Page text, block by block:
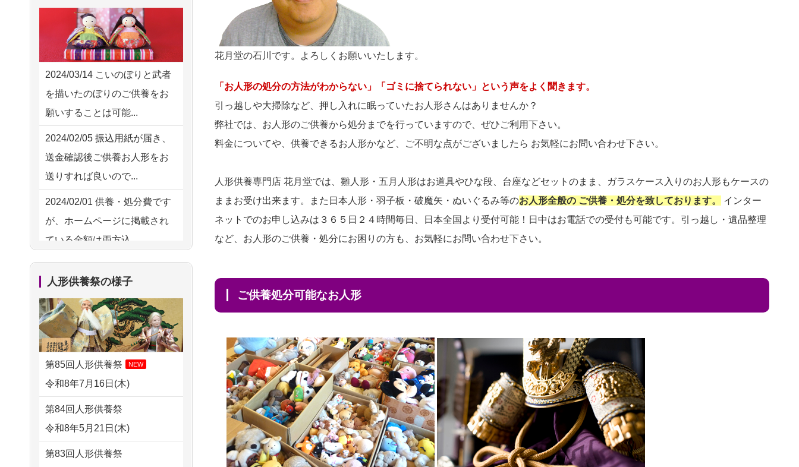
花月堂の石川です。よろしくお願いいたします。
「お人形の処分の方法がわからない」「ゴミに捨てられない」という声をよく聞きます。
引っ越しや大掃除など、押し入れに眠っていたお人形さんはありませんか？
弊社では、お人形のご供養から処分までを行っていますので、ぜひご利用下さい。
料金についてや、供養できるお人形かなど、ご不明な点がございましたら お気軽にお問い合わせ下さい。
人形供養専門店 花月堂では、雛人形・五月人形はお道具やひな段、台座などセットのまま、ガラスケース入りのお人形もケースの
ままお受け出来ます。また日本人形・羽子板・破魔矢・ぬいぐるみ等のお人形全般の ご供養・処分を致しております。
インター
ネットでのお申し込みは３６５日２４時間毎日、日本全国より受付可能！日中はお電話での受付も可能です。引っ越し・遺品整理
など、お人形のご供養・処分にお困りの方も、お気軽にお問い合わせ下さい。
ご供養処分可能なお人形
2026/08/04 15:40
千葉県の方からお申込み
2026/08/04 14:04
東京都の方からお申込み
2026/08/04 00:38
中野区の方からお申込み
2026/08/03 21:17
愛知県の方からお申込み
2026/08/02 18:47
虎ノ門の方からお申込み
2026/08/02 11:15
2026/08/02 10:39
神奈川の方からお申込み
2026/08/02 09:15
神奈川の方からお申込み
2026/08/02 06:46
相模原の方からお申込み
2026/08/01 19:28
東京都の方からお申込み
2026/08/02 NEW
祖母の人形
供養の際も利用させていただ
き安心感がある
お人形の仕
分けなども丁寧に行う様子か
ら、大切...
供養の内容（料金
や送り方等）がとても丁寧に
説...
つい先日も利用さ
せていただきました。 手続...
人形をきちんと供養してくだ
2026/07/15 子供の頃から可愛
がってきた七段飾りの雛人形
2026/07/15 お客様の声を読
2024/03/14 こいのぼりと武者
を描いたのぼりのご供養をお
願いすることは可能...
2024/02/05 振込用紙が届き、
送金確認後ご供養お人形をお
送りすれば良いので...
2024/02/01 供養・処分費です
が、ホームページに掲載され
ている金額は両方込...
2024/01/27実家にある七段飾
りの雛人形を処分したいので
すが 母親が高齢...
2024/01/13剥製の供養・処分
をお願いできますか？
が？
供養・処分したいのですが、
人形供養祭の様子
第85回人形供養祭 NEW
令和8年7月16日(木)
第84回人形供養祭
令和8年5月21日(木)
第83回人形供養祭